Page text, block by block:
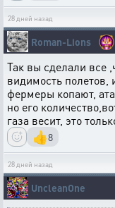
28 дней назад
Roman-Lions
Так вы сделали все
видимость
фермеры копают,
но его
газа весит, это
👍8
28 дней назад
UncleanOne